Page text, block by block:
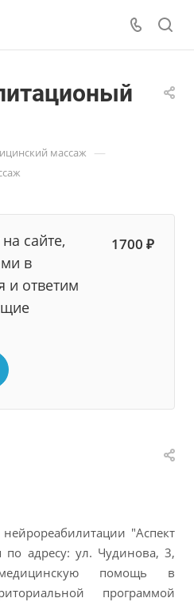
массаж —
сайте,
в
и ответим
1700 ₽
"Аспект
по адресу: ул. Чудинова, 3,
помощь в
программой